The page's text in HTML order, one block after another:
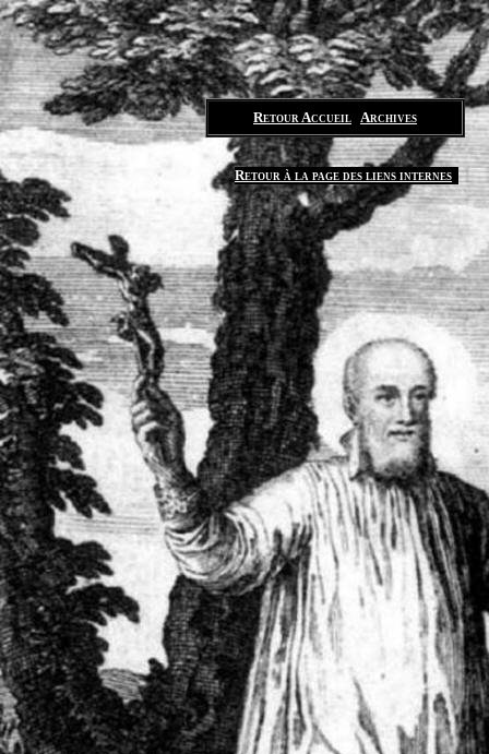
Retour à la page des liens internes
Retour Accueil Archives